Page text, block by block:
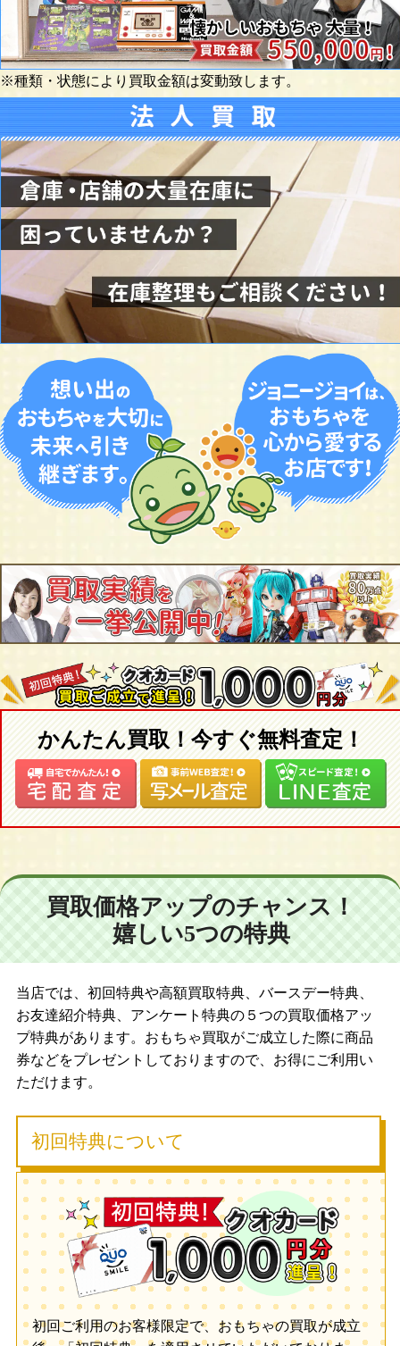
※種類・状態により買取金額は変動致します。
かんたん買取！今すぐ無料査定！
買取価格アップのチャンス！
嬉しい5つの特典
当店では、初回特典や高額買取特典、バースデー特典、
お友達紹介特典、アンケート特典の５つの買取価格アッ
プ特典があります。おもちゃ買取がご成立した際に商品
券などをプレゼントしておりますので、お得にご利用い
ただけます。
初回特典について
初回ご利用のお客様限定で、おもちゃの買取が成立